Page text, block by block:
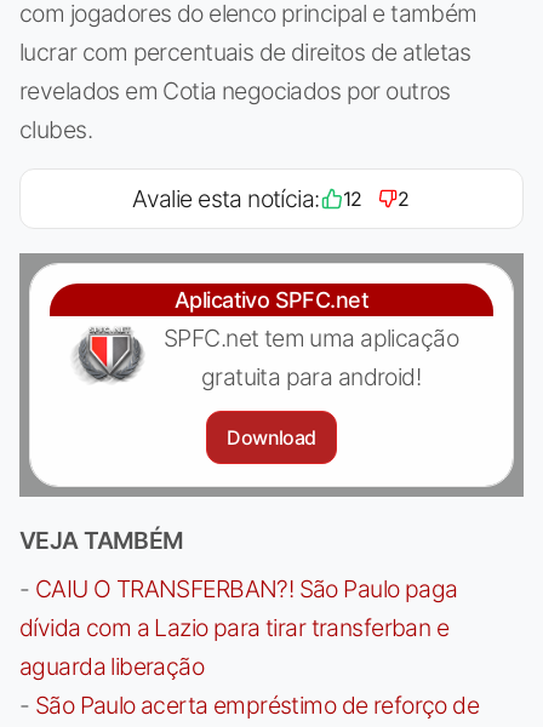
com jogadores do elenco principal e também
lucrar com percentuais de direitos de atletas
revelados em Cotia negociados por outros
clubes.
Avalie esta notícia: 12 2
Aplicativo SPFC.net
SPFC.net tem uma aplicação
gratuita para android!
Download
VEJA TAMBÉM
- CAIU O TRANSFERBAN?! São Paulo paga
dívida com a Lazio para tirar transferban e
aguarda liberação
- São Paulo acerta empréstimo de reforço de